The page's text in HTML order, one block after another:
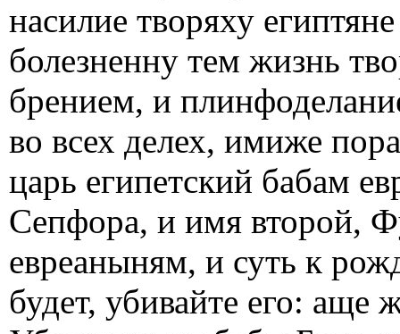
насилие творяху
болезненну тем жизнь
брением, и
во всех делех, имиже
царь египетский бабам
Сепфора, и имя второй,
евреаныням, и суть к
будет, убивайте его: аще